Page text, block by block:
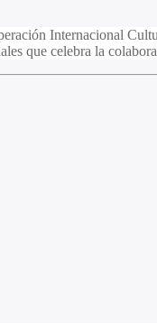
Internacional
que celebra la